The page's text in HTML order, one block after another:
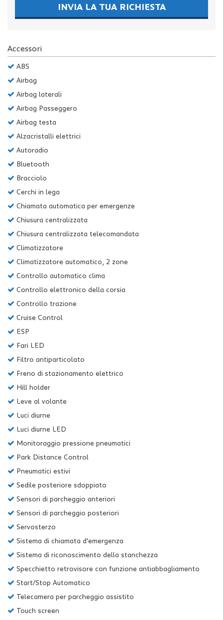
INVIA LA TUA RICHIESTA
Accessori
ABS
Airbag
Airbag laterali
Airbag Passeggero
Airbag testa
Alzacristalli elettrici
Autoradio
Bluetooth
Bracciolo
Cerchi in lega
Chiamata automatica per emergenze
Chiusura centralizzata
Chiusura centralizzata telecomandata
Climatizzatore
Climatizzatore automatico, 2 zone
Controllo automatico clima
Controllo elettronico della corsia
Controllo trazione
Cruise Control
ESP
Fari LED
Filtro antiparticolato
Freno di stazionamento elettrico
Hill holder
Leve al volante
Luci diurne
Luci diurne LED
Monitoraggio pressione pneumatici
Park Distance Control
Pneumatici estivi
Sedile posteriore sdoppiato
Sensori di parcheggio anteriori
Sensori di parcheggio posteriori
Servosterzo
Sistema di chiamata d'emergenza
Sistema di riconoscimento della stanchezza
Specchietto retrovisore con funzione antiabbagliamento
Start/Stop Automatico
Telecamera per parcheggio assistito
Touch screen
cookie
Salva
le
impostazioni